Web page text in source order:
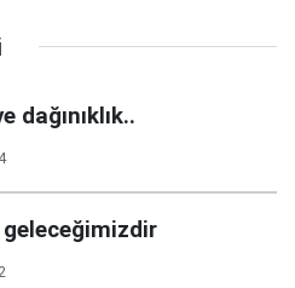
dağınıklık..